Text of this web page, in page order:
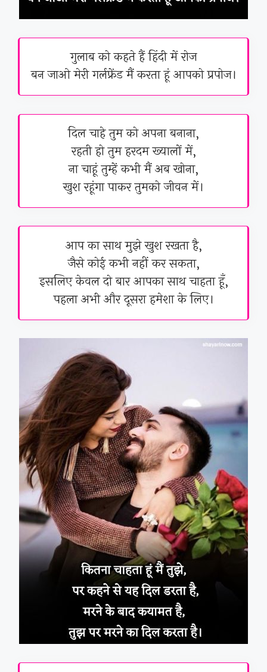
गुलाब को कहते हैं हिंदी में रोज
बन जाओ मेरी गर्लफ्रेंड मैं करता हूं आपको प्रपोज।
दिल चाहे तुम को अपना बनाना,
रहती हो तुम हरदम ख्यालों में,
ना चाहूं तुम्हें कभी मैं अब खोना,
खुश रहूंगा पाकर तुमको जीवन में।
आप का साथ मुझे खुश रखता है,
जैसे कोई कभी नहीं कर सकता,
इसलिए केवल दो बार आपका साथ चाहता हूँ,
पहला अभी और दूसरा हमेशा के लिए।